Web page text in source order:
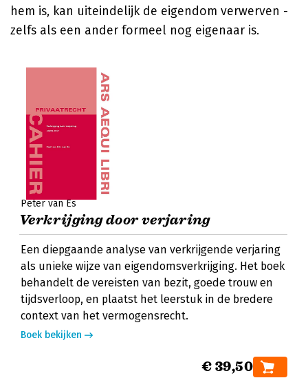
hem is, kan uiteindelijk de eigendom verwerven -
zelfs als een ander formeel nog eigenaar is.
Peter van Es
Verkrijging door verjaring
Een diepgaande analyse van verkrijgende verjaring
als unieke wijze van eigendomsverkrijging. Het boek
behandelt de vereisten van bezit, goede trouw en
tijdsverloop, en plaatst het leerstuk in de bredere
context van het vermogensrecht.
Boek bekijken
€ 39,50